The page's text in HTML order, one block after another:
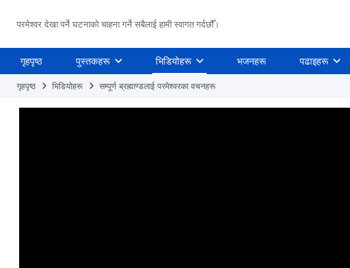
परमेश्वर देखा पर्ने घटनाको चाहना गर्ने सबैलाई हामी स्वागत गर्दछौँ।
गृहपृष्ठ पुस्तकहरू भिडियोहरू भजनहरू पढाइहरू
गृहपृष्ठ भिडियोहरू सम्पूर्ण ब्रह्माण्डलाई परमेश्‍वरका वचनहरू